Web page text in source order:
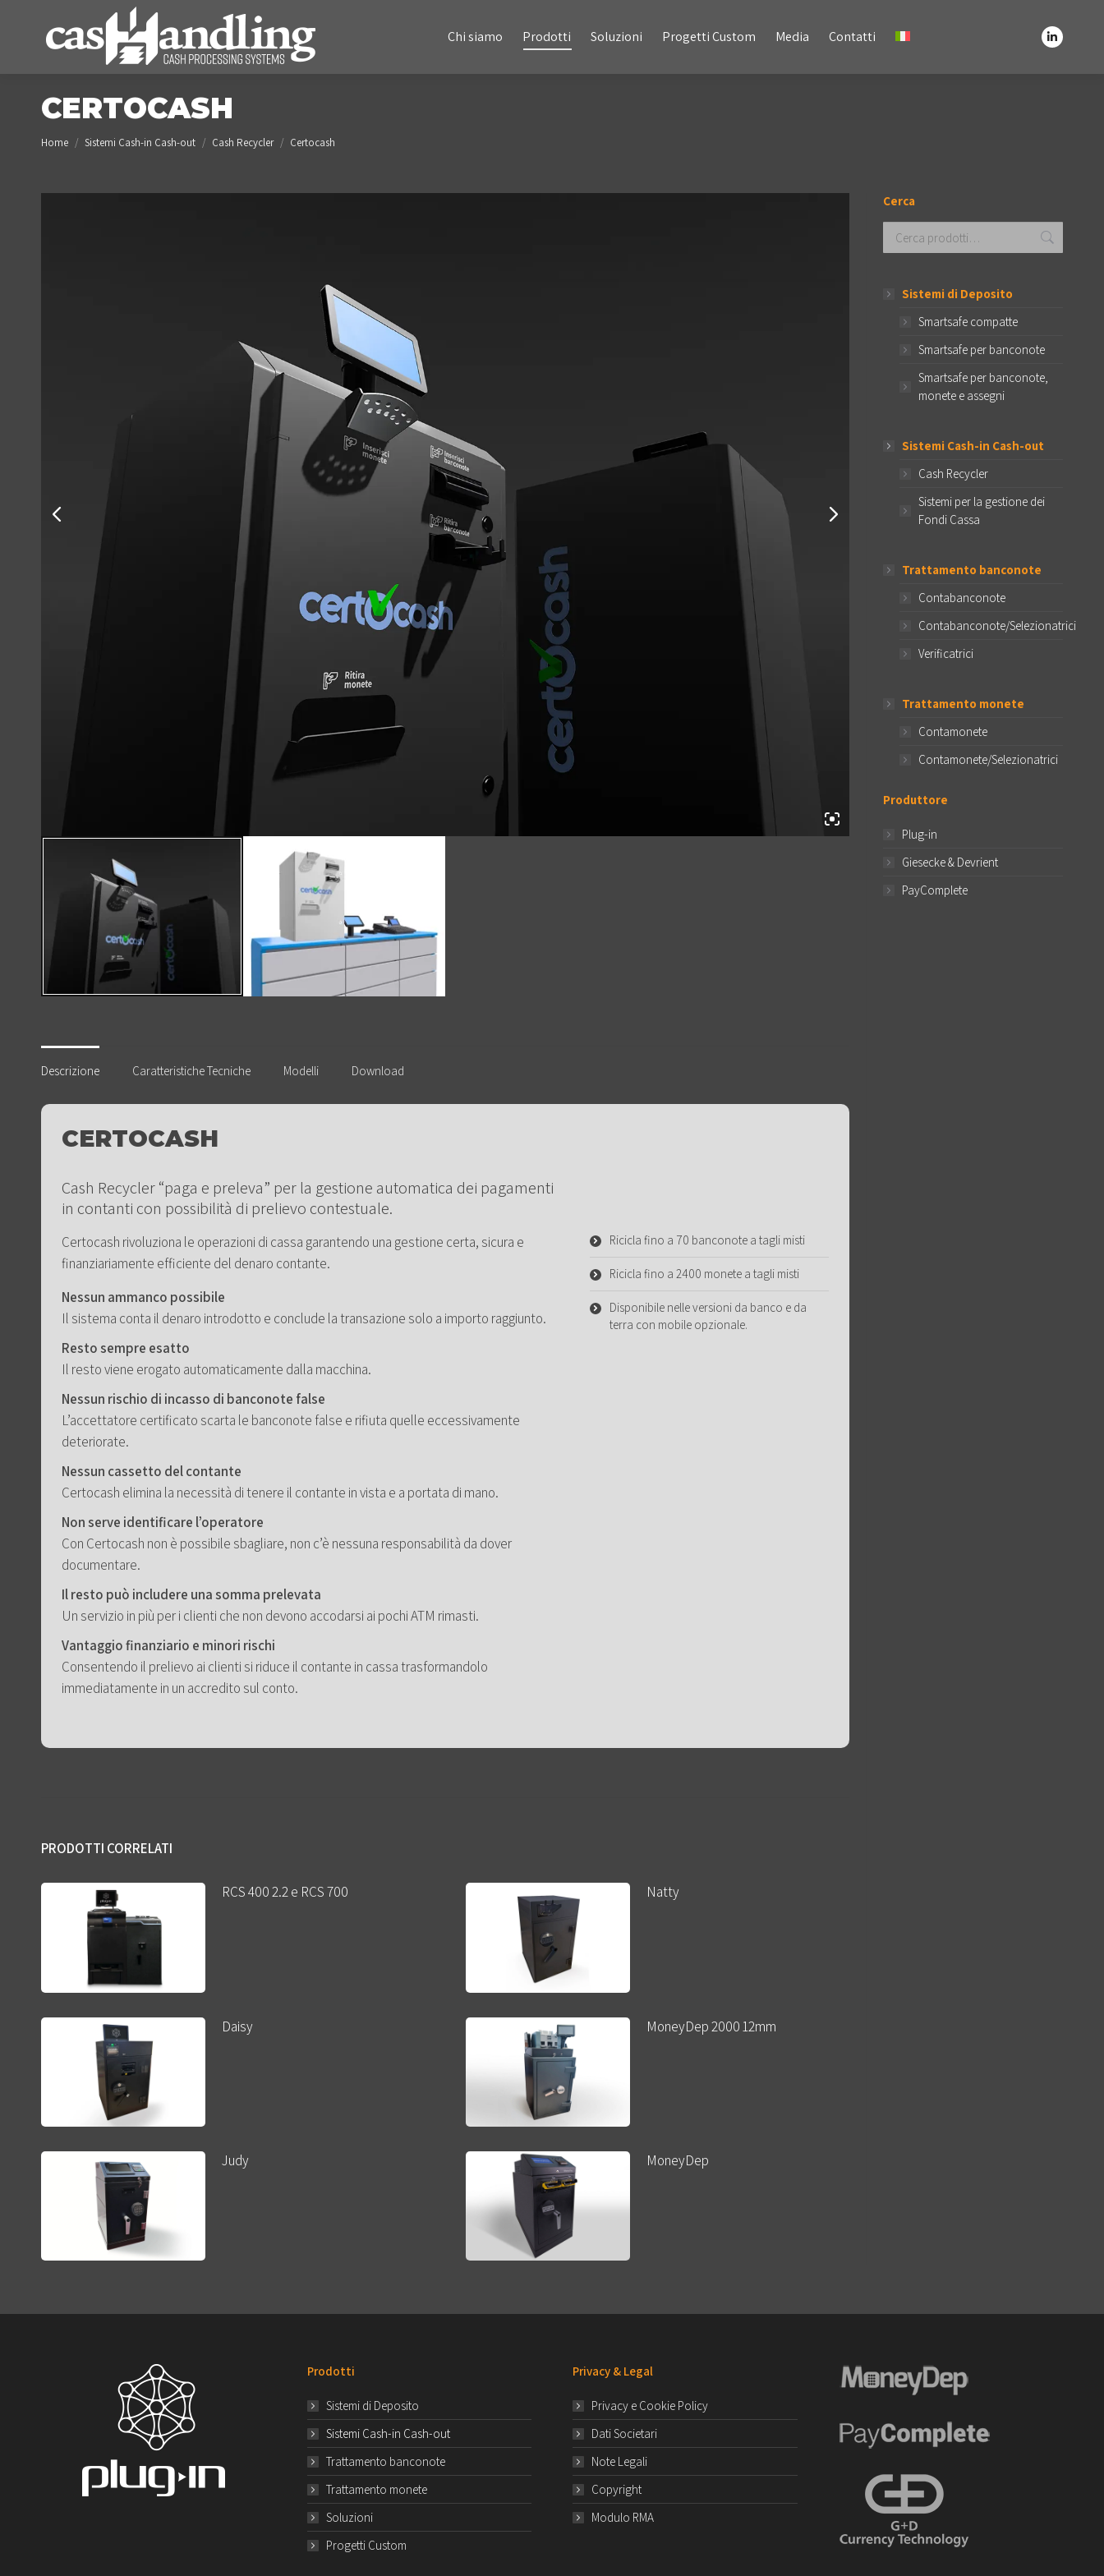
Chi siamo Prodotti Soluzioni Progetti Custom Media Contatti
Linkedin
CERTOCASH
You are here:
Home Sistemi Cash-in Cash-out Cash Recycler Certocash
Descrizione Caratteristiche Tecniche Modelli Download
CERTOCASH
Cash Recycler “paga e preleva” per la gestione automatica dei pagamenti
in contanti con possibilità di prelievo contestuale.
Certocash rivoluziona le operazioni di cassa garantendo una gestione certa, sicura e
finanziariamente efficiente del denaro contante.
Nessun ammanco possibile
Il sistema conta il denaro introdotto e conclude la transazione solo a importo raggiunto.
Resto sempre esatto
Il resto viene erogato automaticamente dalla macchina.
Nessun rischio di incasso di banconote false
L’accettatore certificato scarta le banconote false e rifiuta quelle eccessivamente
deteriorate.
Nessun cassetto del contante
Certocash elimina la necessità di tenere il contante in vista e a portata di mano.
Non serve identificare l’operatore
Con Certocash non è possibile sbagliare, non c’è nessuna responsabilità da dover
documentare.
Il resto può includere una somma prelevata
Un servizio in più per i clienti che non devono accodarsi ai pochi ATM rimasti.
Vantaggio finanziario e minori rischi
Consentendo il prelievo ai clienti si riduce il contante in cassa trasformandolo
immediatamente in un accredito sul conto.
Ricicla fino a 70 banconote a tagli misti
Ricicla fino a 2400 monete a tagli misti
Disponibile nelle versioni da banco e da
terra con mobile opzionale.
PRODOTTI CORRELATI
RCS 400 2.2 e RCS 700 Natty
Daisy MoneyDep 2000 12mm
Judy MoneyDep
Cerca
Sistemi di Deposito
Smartsafe compatte
Smartsafe per banconote
Smartsafe per banconote,
monete e assegni
Sistemi Cash-in Cash-out
Cash Recycler
Sistemi per la gestione dei
Fondi Cassa
Trattamento banconote
Contabanconote
Contabanconote/Selezionatrici
Verificatrici
Trattamento monete
Contamonete
Contamonete/Selezionatrici
Produttore
Plug-in
Giesecke & Devrient
PayComplete
Prodotti
Sistemi di Deposito
Sistemi Cash-in Cash-out
Trattamento banconote
Trattamento monete
Soluzioni
Progetti Custom
Privacy & Legal
Privacy e Cookie Policy
Dati Societari
Note Legali
Copyright
Modulo RMA
Chi siamo Prodotti Soluzioni Progetti Custom Media Contatti
Linkedin